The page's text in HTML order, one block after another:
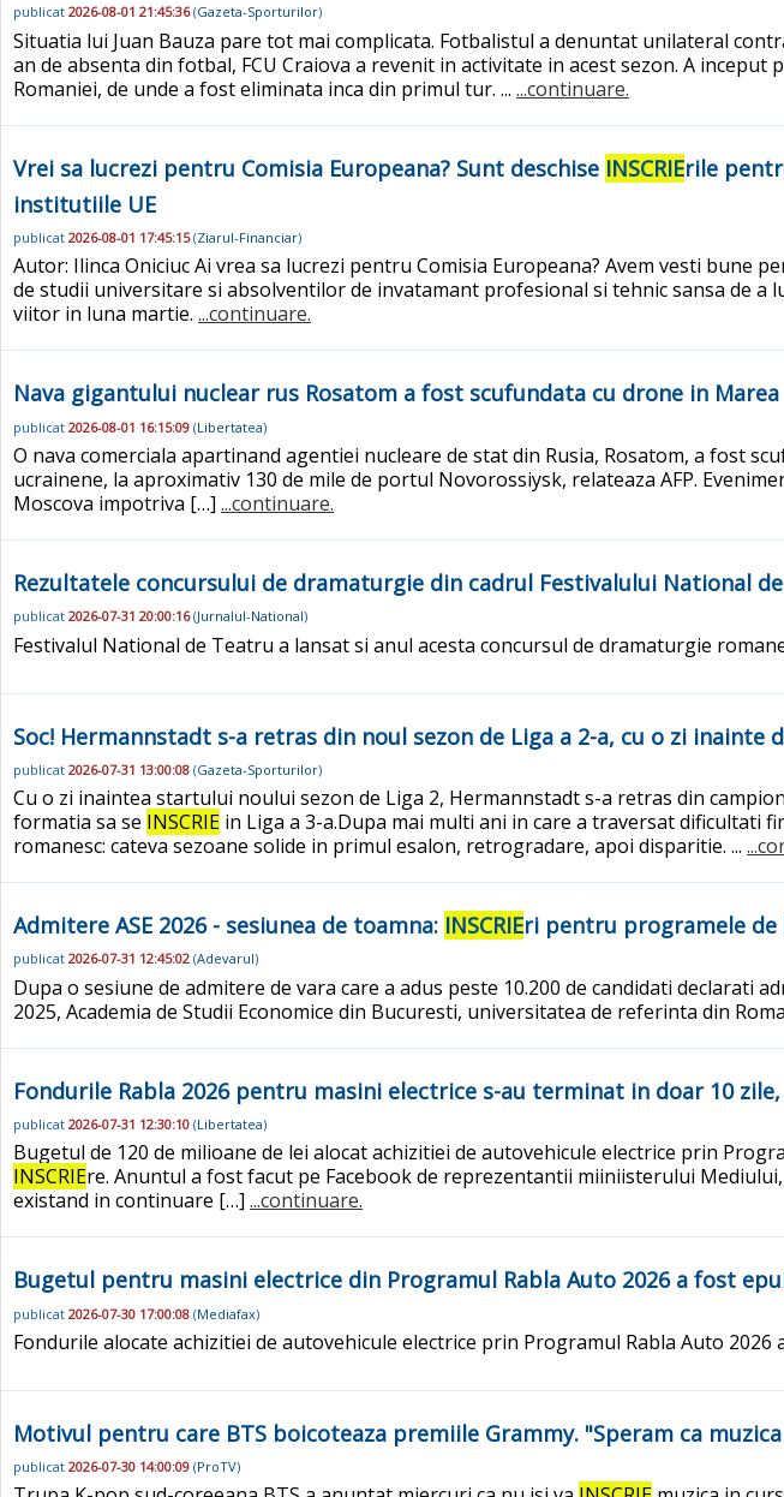
publicat 2026-08-01 21:45:36(Gazeta-Sporturilor)
Situatia lui Juan Bauza pare tot mai complicata. Fotbalistul a denuntat unilateral
an de absenta din fotbal, FCU Craiova a revenit in activitate in acest sezon. A inceput
Romaniei, de unde a fost eliminata inca din primul tur. ... ...continuare.
Vrei sa lucrezi pentru Comisia Europeana? Sunt deschise INSCRIErile
institutiile UE
publicat 2026-08-01 17:45:15(Ziarul-Financiar)
Autor: Ilinca Oniciuc Ai vrea sa lucrezi pentru Comisia Europeana? Avem vesti bune
de studii universitare si absolventilor de invatamant profesional si tehnic sansa de
viitor in luna martie. ...continuare.
Nava gigantului nuclear rus Rosatom a fost scufundata cu drone in
publicat 2026-08-01 16:15:09 (Libertatea)
O nava comerciala apartinand agentiei nucleare de stat din Rusia, Rosatom, a fost
ucrainene, la aproximativ 130 de mile de portul Novorossiysk, relateaza AFP.
Moscova impotriva […] ...continuare.
Rezultatele concursului de dramaturgie din cadrul Festivalului National
publicat 2026-07-31 20:00:16(Jurnalul-National)
Festivalul National de Teatru a lansat si anul acesta concursul de dramaturgie
Soc! Hermannstadt s-a retras din noul sezon de Liga a 2-a, cu o zi inainte
publicat 2026-07-31 13:00:08 (Gazeta-Sporturilor)
Cu o zi inaintea startului noului sezon de Liga 2, Hermannstadt s-a retras din
formatia sa se INSCRIE in Liga a 3-a.Dupa mai multi ani in care a traversat
romanesc: cateva sezoane solide in primul esalon, retrogradare, apoi disparitie. ...
Admitere ASE 2026 - sesiunea de toamna: INSCRIEri pentru programele
publicat 2026-07-31 12:45:02 (Adevarul)
Dupa o sesiune de admitere de vara care a adus peste 10.200 de candidati
2025, Academia de Studii Economice din Bucuresti, universitatea de referinta din
Fondurile Rabla 2026 pentru masini electrice s-au terminat in doar 10
publicat 2026-07-31 12:30:10 (Libertatea)
Bugetul de 120 de milioane de lei alocat achizitiei de autovehicule electrice prin
INSCRIEre. Anuntul a fost facut pe Facebook de reprezentantii miiniisterului Mediului,
existand in continuare […] ...continuare.
Bugetul pentru masini electrice din Programul Rabla Auto 2026 a fost
publicat 2026-07-30 17:00:08 (Mediafax)
Fondurile alocate achizitiei de autovehicule electrice prin Programul Rabla Auto
Motivul pentru care BTS boicoteaza premiile Grammy. "Speram ca
publicat 2026-07-30 14:00:09 (ProTV)